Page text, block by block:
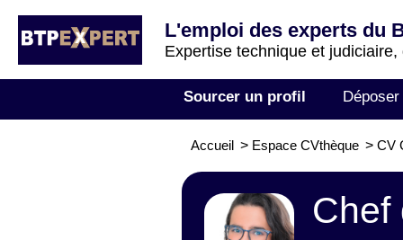
L'emploi des experts du
Expertise technique et judiciaire,
Sourcer un profil
Accueil > Espace CVthèque > CV
Chef